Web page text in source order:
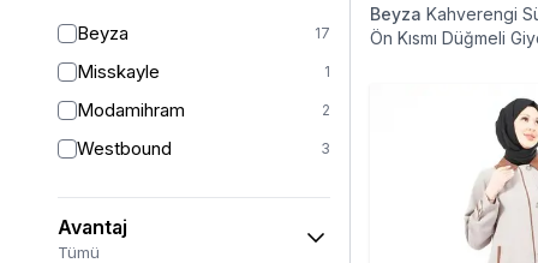
54/56 1
Beyza 17
Misskayle 1
Modamihram 2
Westbound 3
Avantaj
Tümü
Beyza Kahverengi
Ön Kısmı Düğmeli